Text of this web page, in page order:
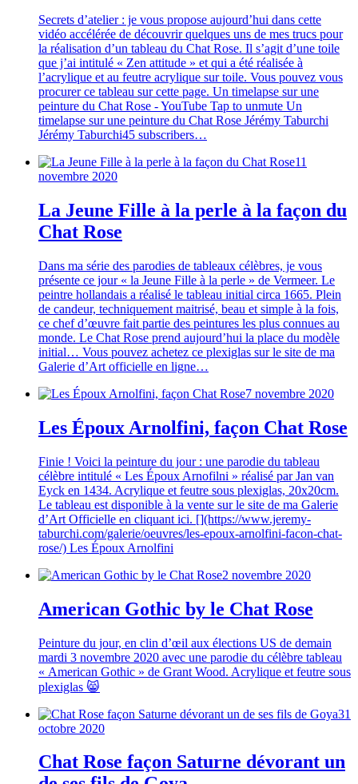
Secrets d’atelier : je vous propose aujourd’hui dans cette
vidéo accélérée de découvrir quelques uns de mes trucs pour
la réalisation d’un tableau du Chat Rose. Il s’agit d’une toile
que j’ai intitulé « Zen attitude » et qui a été réalisée à
l’acrylique et au feutre acrylique sur toile. Vous pouvez vous
procurer ce tableau sur cette page. Un timelapse sur une
peinture du Chat Rose - YouTube Tap to unmute Un
timelapse sur une peinture du Chat Rose Jérémy Taburchi
Jérémy Taburchi45 subscribers…
11
novembre 2020
La Jeune Fille à la perle à la façon du
Chat Rose
Dans ma série des parodies de tableaux célèbres, je vous
présente ce jour « la Jeune Fille à la perle » de Vermeer. Le
peintre hollandais a réalisé le tableau initial circa 1665. Plein
de candeur, techniquement maitrisé, beau et simple à la fois,
ce chef d’œuvre fait partie des peintures les plus connues au
monde. Le Chat Rose prend aujourd’hui la place du modèle
initial… Vous pouvez achetez ce plexiglas sur le site de ma
Galerie d’Art officielle en ligne…
7 novembre 2020
Les Époux Arnolfini, façon Chat Rose
Finie ! Voici la peinture du jour : une parodie du tableau
célèbre intitulé « Les Époux Arnofilni » réalisé par Jan van
Eyck en 1434. Acrylique et feutre sous plexiglas, 20x20cm.
Le tableau est disponible à la vente sur le site de ma Galerie
d’Art Officielle en cliquant ici. [](https://www.jeremy-
taburchi.com/galerie/oeuvres/les-epoux-arnolfini-facon-chat-
rose/) Les Époux Arnolfini
2 novembre 2020
American Gothic by le Chat Rose
Peinture du jour, en clin d’œil aux élections US de demain
mardi 3 novembre 2020 avec une parodie du célèbre tableau
« American Gothic » de Grant Wood. Acrylique et feutre sous
plexiglas 😸
31
octobre 2020
Chat Rose façon Saturne dévorant un